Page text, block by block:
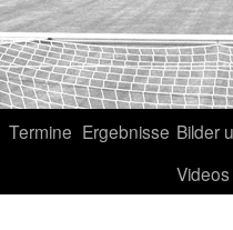
Termine Ergebnisse Bilder
Videos